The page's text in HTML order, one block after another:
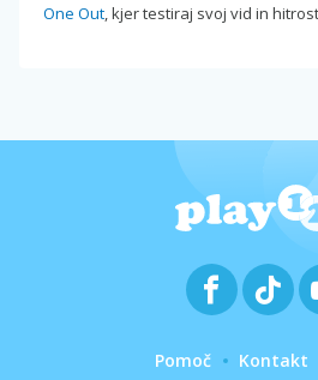
One Out, kjer testiraj svoj vid in
Pomoč Kontakt